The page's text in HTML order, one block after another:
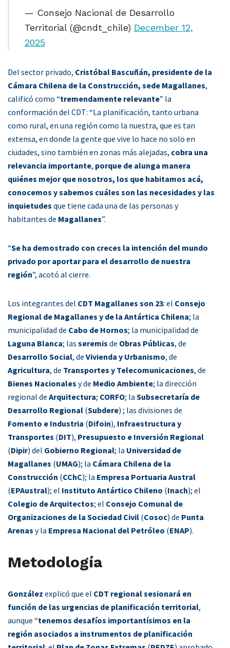
— Consejo Nacional de Desarrollo
Territorial (@cndt_chile) December 12,
2025
Del sector privado, Cristóbal Bascuñán, presidente de la
Cámara Chilena de la Construcción, sede Magallanes,
calificó como “tremendamente relevante” la
conformación del CDT: “La planificación, tanto urbana
como rural, en una región como la nuestra, que es tan
extensa, en donde la gente que vive lo hace no solo en
ciudades, sino también en zonas más alejadas, cobra una
relevancia importante, porque de alunga manera
quiénes mejor que nosotros, los que habitamos acá,
conocemos y sabemos cuáles son las necesidades y las
inquietudes que tiene cada una de las personas y
habitantes de Magallanes”.
“Se ha demostrado con creces la intención del mundo
privado por aportar para el desarrollo de nuestra
región”, acotó al cierre.
Los integrantes del CDT Magallanes son 23: el Consejo
Regional de Magallanes y de la Antártica Chilena; la
municipalidad de Cabo de Hornos; la municipalidad de
Laguna Blanca; las seremis de Obras Públicas, de
Desarrollo Social, de Vivienda y Urbanismo, de
Agricultura, de Transportes y Telecomunicaciones, de
Bienes Nacionales y de Medio Ambiente; la dirección
regional de Arquitectura; CORFO; la Subsecretaría de
Desarrollo Regional (Subdere) ; las divisiones de
Fomento e Industria (Difoin), Infraestructura y
Transportes (DIT), Presupuesto e Inversión Regional
(Dipir) del Gobierno Regional; la Universidad de
Magallanes (UMAG); la Cámara Chilena de la
Construcción (CChC); la Empresa Portuaria Austral
(EPAustral); el Instituto Antártico Chileno (Inach); el
Colegio de Arquitectos; el Consejo Comunal de
Organizaciones de la Sociedad Civil (Cosoc) de Punta
Arenas y la Empresa Nacional del Petróleo (ENAP).
Metodología
González explicó que el CDT regional sesionará en
función de las urgencias de planificación territorial,
aunque “tenemos desafíos importantísimos en la
región asociados a instrumentos de planificación